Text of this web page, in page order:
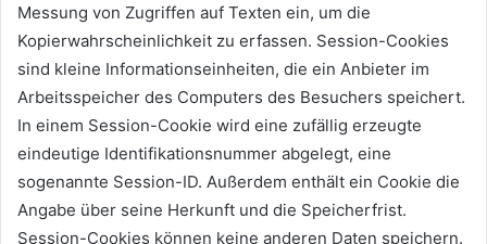
Messung von Zugriffen auf Texten ein, um die
Kopierwahrscheinlichkeit zu erfassen. Session-Cookies
sind kleine Informationseinheiten, die ein Anbieter im
Arbeitsspeicher des Computers des Besuchers speichert.
In einem Session-Cookie wird eine zufällig erzeugte
eindeutige Identifikationsnummer abgelegt, eine
sogenannte Session-ID. Außerdem enthält ein Cookie die
Angabe über seine Herkunft und die Speicherfrist.
Session-Cookies können keine anderen Daten speichern.